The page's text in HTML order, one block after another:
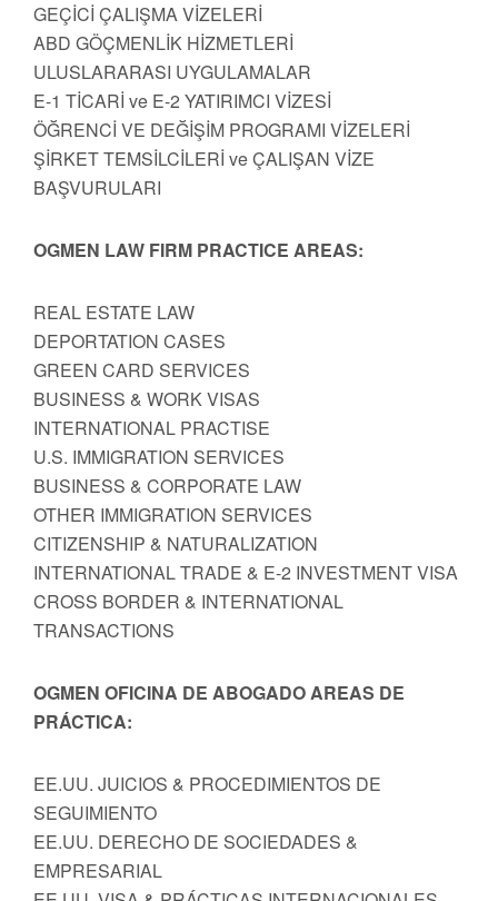
GEÇİCİ ÇALIŞMA VİZELERİ
ABD GÖÇMENLİK HİZMETLERİ
ULUSLARARASI UYGULAMALAR
E-1 TİCARİ ve E-2 YATIRIMCI VİZESİ
ÖĞRENCİ VE DEĞİŞİM PROGRAMI VİZELERİ
ŞİRKET TEMSİLCİLERİ ve ÇALIŞAN VİZE
BAŞVURULARI
OGMEN LAW FIRM PRACTICE AREAS:
REAL ESTATE LAW
DEPORTATION CASES
GREEN CARD SERVICES
BUSINESS & WORK VISAS
INTERNATIONAL PRACTISE
U.S. IMMIGRATION SERVICES
BUSINESS & CORPORATE LAW
OTHER IMMIGRATION SERVICES
CITIZENSHIP & NATURALIZATION
INTERNATIONAL TRADE & E-2 INVESTMENT VISA
CROSS BORDER & INTERNATIONAL
TRANSACTIONS
OGMEN OFICINA DE ABOGADO AREAS DE
PRÁCTICA:
EE.UU. JUICIOS & PROCEDIMIENTOS DE
SEGUIMIENTO
EE.UU. DERECHO DE SOCIEDADES &
EMPRESARIAL